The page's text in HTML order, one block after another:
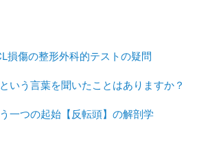
損傷の整形外科的テストの疑問
いう言葉を聞いたことはありますか？
一つの起始【反転頭】の解剖学